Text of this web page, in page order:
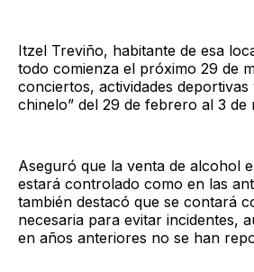
Itzel Treviño, habitante de esa
todo comienza el próximo 29 de
conciertos, actividades deportivas
chinelo” del 29 de febrero al 3 de
Aseguró que la venta de alcohol
estará controlado como en las
también destacó que se contará
necesaria para evitar incidentes,
en años anteriores no se han